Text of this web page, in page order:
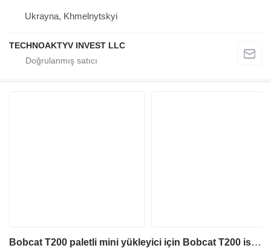
Ukrayna, Khmelnytskyi
TECHNOAKTYV INVEST LLC
Bobcat T200 paletli mini yükleyici için Bobcat T200 istikamet tekeri